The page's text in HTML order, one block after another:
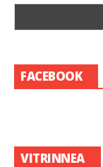
FACEBOOK
VITRINNEA